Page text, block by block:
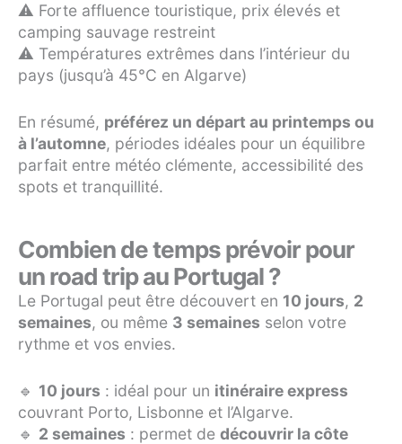
⚠️ Forte affluence touristique, prix élevés et
camping sauvage restreint
⚠️ Températures extrêmes dans l’intérieur du
pays (jusqu’à 45°C en Algarve)
En résumé, préférez un départ au printemps ou
à l’automne, périodes idéales pour un équilibre
parfait entre météo clémente, accessibilité des
spots et tranquillité.
Combien de temps prévoir pour
un road trip au Portugal ?
Le Portugal peut être découvert en 10 jours, 2
semaines, ou même 3 semaines selon votre
rythme et vos envies.
🔹 10 jours : idéal pour un itinéraire express
couvrant Porto, Lisbonne et l’Algarve.
🔹 2 semaines : permet de découvrir la côte